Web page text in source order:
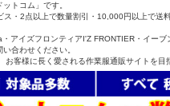
トコム」です。
・2点以上で数量割引・10,000円以上で送
イズフロンティアI'Z FRONTIER・イー
合わせください。
客様に長く愛される作業服通販サイトを目